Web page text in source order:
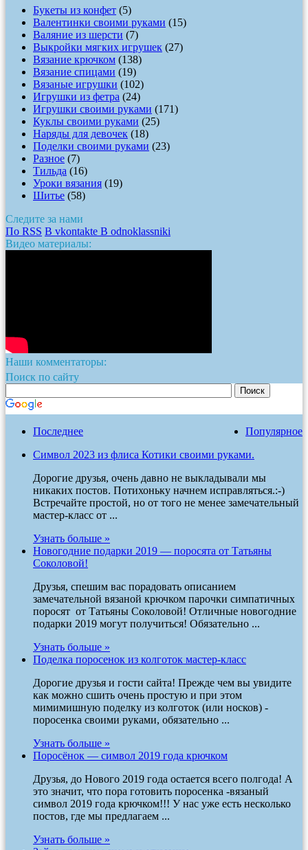
Букеты из конфет (5)
Валентинки своими руками (15)
Валяние из шерсти (7)
Выкройки мягких игрушек (27)
Вязание крючком (138)
Вязание спицами (19)
Вязаные игрушки (102)
Игрушки из фетра (24)
Игрушки своими руками (171)
Куклы своими руками (25)
Наряды для девочек (18)
Поделки своими руками (23)
Разное (7)
Тильда (16)
Уроки вязания (19)
Шитье (58)
Следите за нами
По RSS В vkontakte В odnoklassniki
Видео материалы:
Наши комментаторы:
Поиск по сайту
Популярное
Последнее
Символ 2023 из флиса Котики своими руками.
Дорогие друзья, очень давно не выкладывали мы
никаких постов. Потихоньку начнем исправляться.:-)
Встречайте простой, но от того не менее замечательный
мастер-класс от ...
Узнать больше »
Новогодние подарки 2019 — поросята от Татьяны
Соколовой!
Друзья, спешим вас порадовать описанием
замечательной вязаной крючком парочки симпатичных
поросят от Татьяны Соколовой! Отличные новогодние
подарки 2019 могут получиться! Обязательно ...
Узнать больше »
Поделка поросенок из колготок мастер-класс
Дорогие друзья и гости сайта! Прежде чем вы увидите
как можно сшить очень простую и при этом
мимимишную поделку из колготок (или носков) -
поросенка своими руками, обязательно ...
Узнать больше »
Поросёнок — символ 2019 года крючком
Друзья, до Нового 2019 года остается всего полгода! А
это значит, что пора готовить поросенка -вязаный
символ 2019 года крючком!!! У нас уже есть несколько
постов, где мы предлагаем ...
Узнать больше »